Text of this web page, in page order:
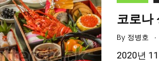
코로나
By 정병호 .
2020년